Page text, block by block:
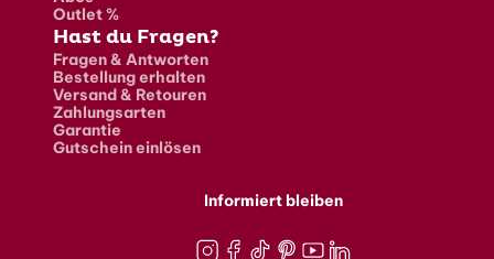
Outlet %
Hast du Fragen?
Fragen & Antworten
Bestellung erhalten
Versand & Retouren
Zahlungsarten
Garantie
Gutschein einlösen
Informiert bleiben